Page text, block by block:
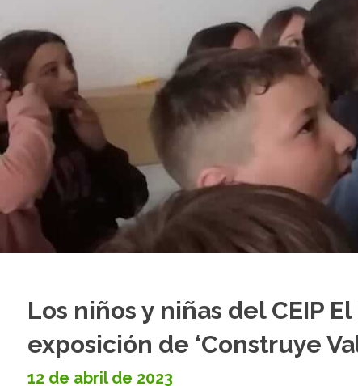
Los niños y niñas del CEIP
exposición de ‘Construye
12 de abril de 2023